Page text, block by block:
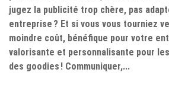
jugez la publicité trop chère, pas
entreprise ? Et si vous vous tourniez
moindre coût, bénéfique pour votre
valorisante et personnalisante pour
des goodies ! Communiquer,...